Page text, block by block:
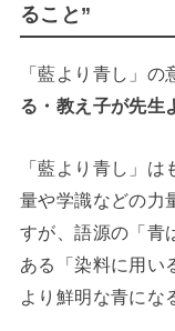
ること”
「藍より青し」の
る・教え子が先生
「藍より青し」
量や学識などの力
すが、語源の「青
ある「染料に用い
より鮮明な青にな